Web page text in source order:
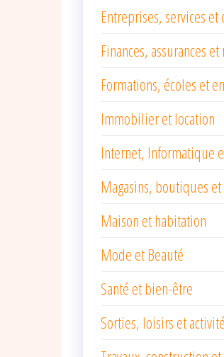
Entreprises, services et
Finances, assurances
Formations, écoles et
Immobilier et location
Internet, Informatique
Magasins, boutiques
Maison et habitation
Mode et Beauté
Santé et bien-être
Sorties, loisirs et